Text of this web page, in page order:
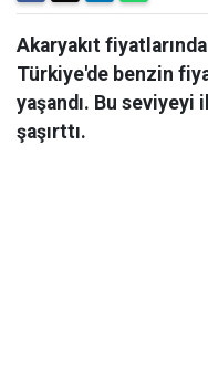
Akaryakıt
Türkiye'de benzin
yaşandı. Bu
şaşırttı.